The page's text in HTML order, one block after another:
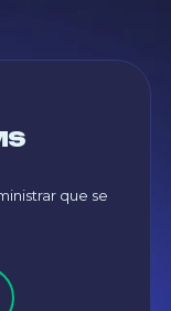
que se